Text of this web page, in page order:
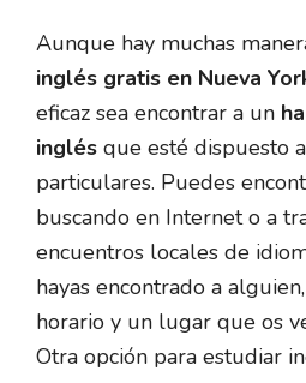
Aunque hay muchas
inglés gratis en Nueva
eficaz sea encontrar a un
inglés que esté dispuesto
particulares. Puedes
buscando en Internet o a
encuentros locales de
hayas encontrado a
horario y un lugar que os
Otra opción para estudiar